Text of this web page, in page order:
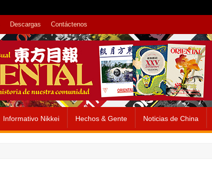
Descargas Contáctenos
Informativo Nikkei Hechos & Gente Noticias de China